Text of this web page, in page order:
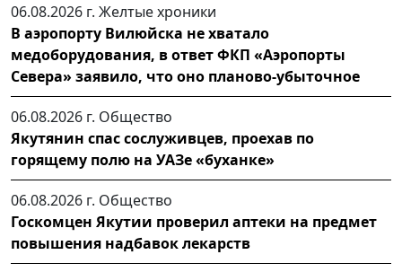
06.08.2026 г. Желтые хроники
В аэропорту Вилюйска не хватало
медоборудования, в ответ ФКП «Аэропорты
Севера» заявило, что оно планово-убыточное
06.08.2026 г. Общество
Якутянин спас сослуживцев, проехав по
горящему полю на УАЗе «буханке»
06.08.2026 г. Общество
Госкомцен Якутии проверил аптеки на предмет
повышения надбавок лекарств